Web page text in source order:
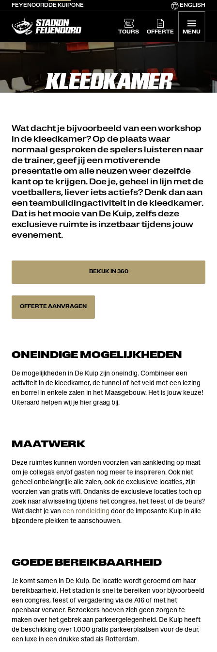
FEYENOORDDE KUIPONE ENGLISH
MENU
TOURS OFFERTE
KLEEDKAMER
Wat dacht je bijvoorbeeld van een workshop
in de kleedkamer? Op de plaats waar
normaal gesproken de spelers luisteren naar
de trainer, geef jij een motiverende
presentatie om alle neuzen weer dezelfde
kant op te krijgen. Doe je, geheel in lijn met de
voetballers, liever iets actiefs? Denk dan aan
een teambuildingactiviteit in de kleedkamer.
Dat is het mooie van De Kuip, zelfs deze
exclusieve ruimte is inzetbaar tijdens jouw
evenement.
BEKIJK IN 360
OFFERTE AANVRAGEN
ONEINDIGE MOGELIJKHEDEN
De mogelijkheden in De Kuip zijn oneindig. Combineer een
activiteit in de kleedkamer, de tunnel of het veld met een lezing
en borrel in enkele zalen in het Maasgebouw. Het is jouw keuze!
Uiteraard helpen wij je hier graag bij.
MAATWERK
Deze ruimtes kunnen worden voorzien van aankleding op maat
om je collega’s en/of gasten nog meer te inspireren. Ook niet
geheel onbelangrijk: alle zalen, ook de exclusieve locaties, zijn
voorzien van gratis wifi. Ondanks de exclusieve locaties toch op
zoek naar afwisseling tijdens het congres, het feest of de beurs?
Wat dacht je van een rondleiding door de imposante Kuip in álle
bijzondere plekken te aanschouwen.
GOEDE BEREIKBAARHEID
Je komt samen in De Kuip. De locatie wordt geroemd om haar
bereikbaarheid. Het stadion is snel te bereiken voor bijvoorbeeld
een congres, feest of vergadering via de A16 of met het
openbaar vervoer. Bezoekers hoeven zich geen zorgen te
maken over het gebrek aan parkeergelegenheid. De Kuip heeft
de beschikking over 1.000 gratis parkeerplaatsen voor de deur,
een luxe in een drukke stad als Rotterdam.